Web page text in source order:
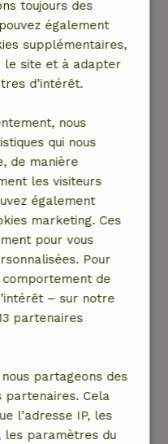
les réservations
les 28 jours,
dans les 24 heures.
tu as droit à un
de la
remboursement
remboursement à
: remboursement
:
jour même :
: aucun
Tu seras
toujours des
également
supplémentaires,
le site et à adapter
d’intérêt.
nous
qui nous
de manière
les visiteurs
également
marketing. Ces
pour vous
Pour
de
– sur notre
partenaires
partageons des
partenaires. Cela
l’adresse IP, les
les paramètres du